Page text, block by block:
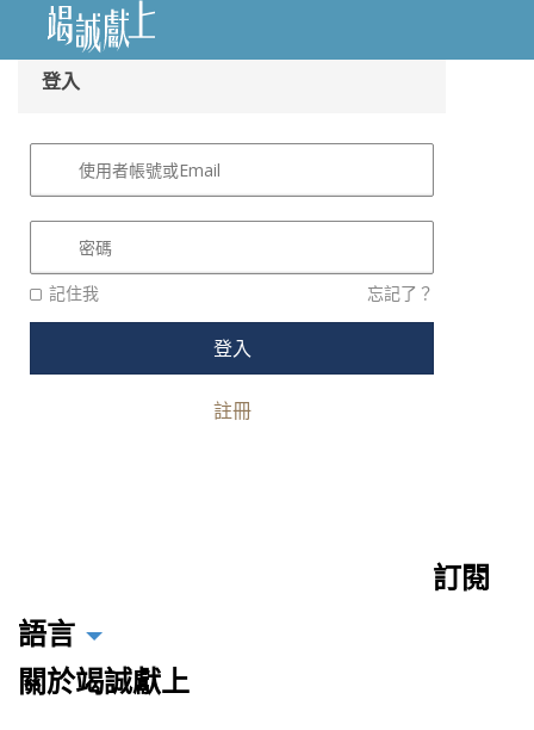
Back to menu
登入
記住我 忘記了？
註冊
訂閱
語言
關於竭誠獻上